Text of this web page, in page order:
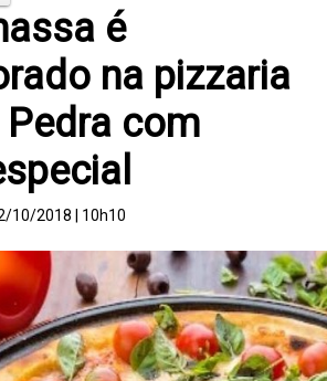
é
na pizzaria
com
10/2018 | 10h10